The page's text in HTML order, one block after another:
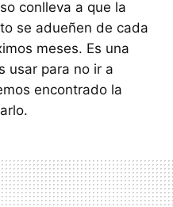
conlleva a que la
se adueñen de cada
meses. Es una
usar para no ir a
encontrado la